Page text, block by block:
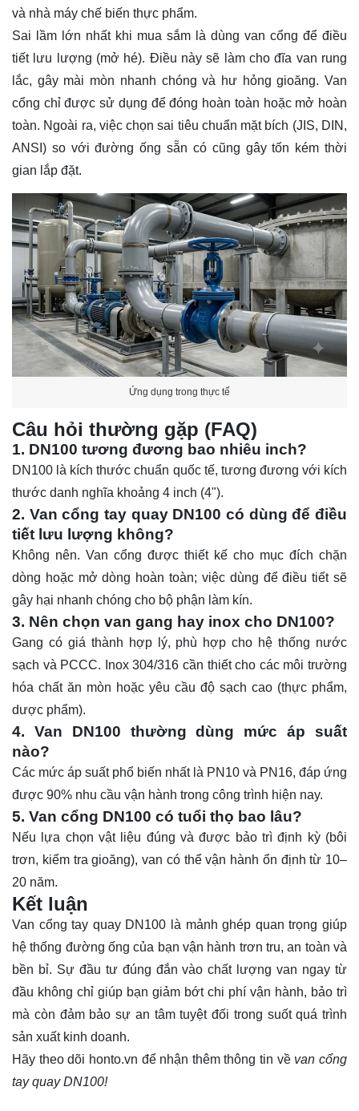
và nhà máy chế biến thực phẩm.
Sai lầm lớn nhất khi mua sắm là dùng van cổng để điều
tiết lưu lượng (mở hé). Điều này sẽ làm cho đĩa van rung
lắc, gây mài mòn nhanh chóng và hư hỏng gioăng. Van
cổng chỉ được sử dụng để đóng hoàn toàn hoặc mở hoàn
toàn. Ngoài ra, việc chọn sai tiêu chuẩn mặt bích (JIS, DIN,
ANSI) so với đường ống sẵn có cũng gây tốn kém thời
gian lắp đặt.
Ứng dụng trong thực tế
Câu hỏi thường gặp (FAQ)
1. DN100 tương đương bao nhiêu inch?
DN100 là kích thước chuẩn quốc tế, tương đương với kích
thước danh nghĩa khoảng 4 inch (4").
2. Van cổng tay quay DN100 có dùng để điều
tiết lưu lượng không?
Không nên. Van cổng được thiết kế cho mục đích chặn
dòng hoặc mở dòng hoàn toàn; việc dùng để điều tiết sẽ
gây hại nhanh chóng cho bộ phận làm kín.
3. Nên chọn van gang hay inox cho DN100?
Gang có giá thành hợp lý, phù hợp cho hệ thống nước
sạch và PCCC. Inox 304/316 cần thiết cho các môi trường
hóa chất ăn mòn hoặc yêu cầu độ sạch cao (thực phẩm,
dược phẩm).
4. Van DN100 thường dùng mức áp suất
nào?
Các mức áp suất phổ biến nhất là PN10 và PN16, đáp ứng
được 90% nhu cầu vận hành trong công trình hiện nay.
5. Van cổng DN100 có tuổi thọ bao lâu?
Nếu lựa chọn vật liệu đúng và được bảo trì định kỳ (bôi
trơn, kiểm tra gioăng), van có thể vận hành ổn định từ 10–
20 năm.
Kết luận
Van cổng tay quay DN100 là mảnh ghép quan trọng giúp
hệ thống đường ống của bạn vận hành trơn tru, an toàn và
bền bỉ. Sự đầu tư đúng đắn vào chất lượng van ngay từ
đầu không chỉ giúp bạn giảm bớt chi phí vận hành, bảo trì
mà còn đảm bảo sự an tâm tuyệt đối trong suốt quá trình
sản xuất kinh doanh.
Hãy theo dõi honto.vn để nhận thêm thông tin về van cổng
tay quay DN100!